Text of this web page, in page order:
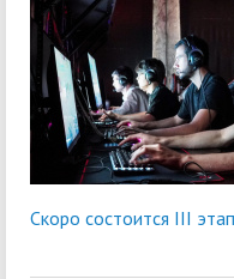
Скоро состоится III